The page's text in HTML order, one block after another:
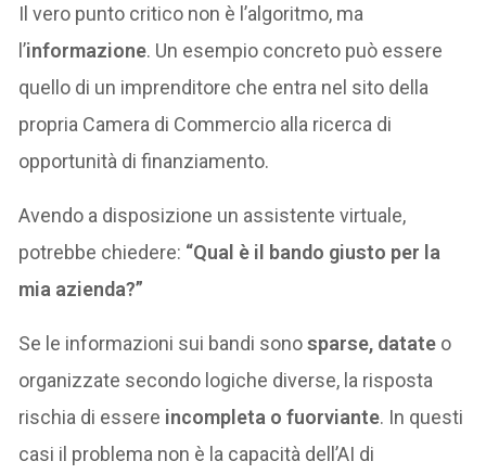
Il vero punto critico non è l’algoritmo, ma
l’informazione. Un esempio concreto può essere
quello di un imprenditore che entra nel sito della
propria Camera di Commercio alla ricerca di
opportunità di finanziamento.
Avendo a disposizione un assistente virtuale,
potrebbe chiedere: “Qual è il bando giusto per la
mia azienda?”
Se le informazioni sui bandi sonosparse, datate o
organizzate secondo logiche diverse, la risposta
rischia di essere incompleta o fuorviante. In questi
casi il problema non è la capacità dell’AI di